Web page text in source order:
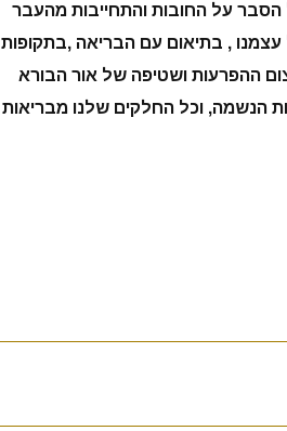
על החובות והתחייבות מהעבר
, בתיאום עם הבריאה ,בתקופות
ההפרעות ושטיפה של אור הבורא
הנשמה, וכל החלקים שלנו מבריאות